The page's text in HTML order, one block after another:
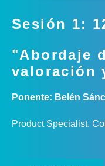
Sesión 1:
"Abordaje
valoración
Ponente: Belén
Product Specialist.